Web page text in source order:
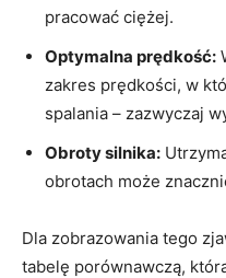
pracować ciężej.
Optymalna prędkość:
zakres prędkości, w
spalania – zazwyczaj
Obroty silnika:
obrotach może
Dla zobrazowania tego
tabelę porównawczą,